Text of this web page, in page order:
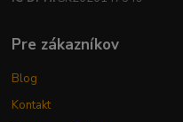
Pre zákazníkov
Blog
Kontakt